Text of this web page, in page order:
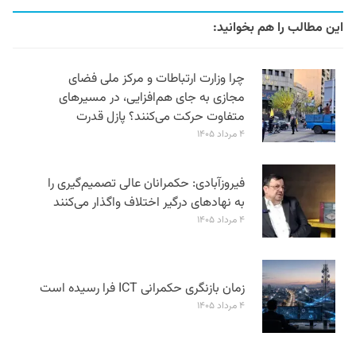
این مطالب را هم بخوانید:
چرا وزارت ارتباطات و مرکز ملی فضای
مجازی به جای هم‌افزایی، در مسیرهای
متفاوت حرکت می‌کنند؟ پازل قدرت
۴ مرداد ۱۴۰۵
فیروزآبادی: حکمرانان عالی تصمیم‌گیری را
به نهادهای درگیر اختلاف واگذار می‌کنند
۴ مرداد ۱۴۰۵
زمان بازنگری حکمرانی ICT فرا رسیده است
۴ مرداد ۱۴۰۵